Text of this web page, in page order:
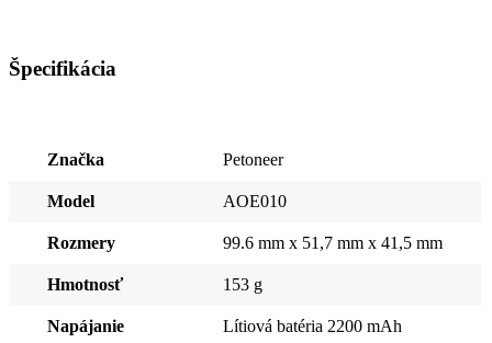
Špecifikácia
Značka Petoneer
Model AOE010
Rozmery 99.6 mm x 51,7 mm x 41,5 mm
Hmotnosť 153 g
Napájanie Lítiová batéria 2200 mAh